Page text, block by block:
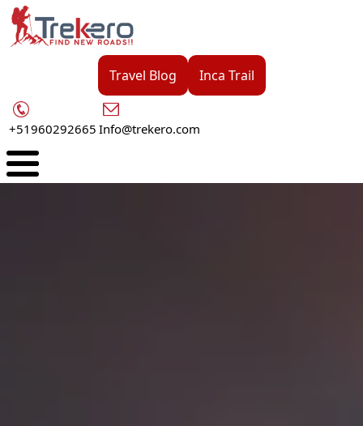
Pasar
contenido
Travel Blog Inca Trail
+51960292665 Info@trekero.com